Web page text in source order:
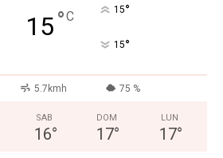
15°C 15°
15°
5.7kmh 75 %
SAB
16°
DOM
17°
LUN
17°